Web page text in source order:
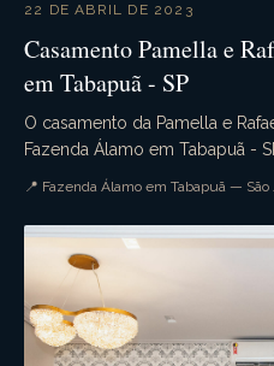
22 DE ABRIL DE 2023
Casamento Pamella e
em Tabapuã - SP
O casamento da Pamella e
Fazenda Álamo em Tabapuã -
casamento de dia que tudo
📍 Fazenda Álamo em Tabapuã — São